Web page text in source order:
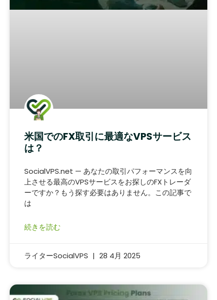
米国でのFX取引に最適なVPSサービス
は？
SocialVPS.net — あなたの取引パフォーマンスを向
上させる最高のVPSサービスをお探しのFXトレーダ
ーですか？もう探す必要はありません。この記事で
は
続きを読む
ライターSocialVPS 28 4月 2025